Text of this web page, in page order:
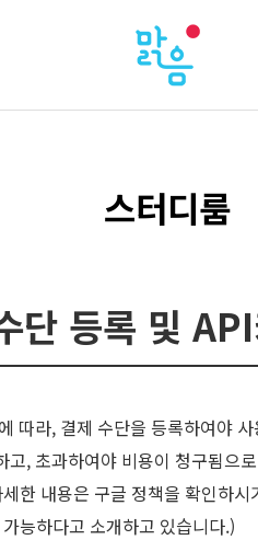
스터디룸
단 등록 및
따라, 결제 수단을 등록하여야
, 초과하여야 비용이 청구됨으
한 내용은 구글 정책을 확인하시
능하다고 소개하고 있습니다.)